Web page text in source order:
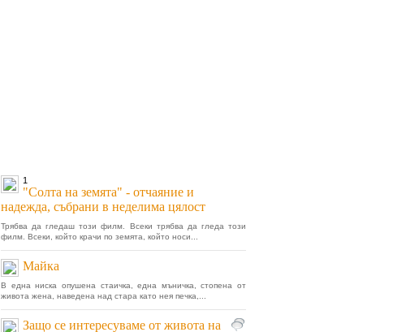
1
"Солта на земята" - отчаяние и
надежда, събрани в неделима цялост
Трябва да гледаш този филм. Всеки трябва да гледа този
филм. Всеки, който крачи по земята, който носи...
Майка
В една ниска опушена стаичка, една мъничка, стопена от
живота жена, наведена над стара като нея печка,...
Защо се интересуваме от живота на